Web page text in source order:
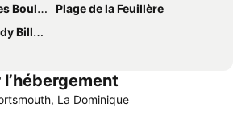
Plage de la Feuillère
Airport
La Dominique